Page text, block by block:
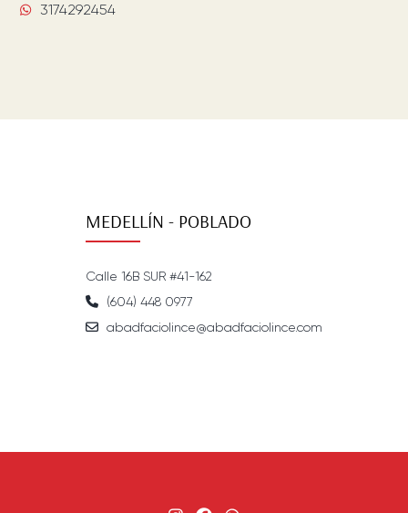
3174292454
MEDELLÍN - POBLADO
Calle 16B SUR #41-162
(604) 448 0977
abadfaciolince@abadfaciolince.com